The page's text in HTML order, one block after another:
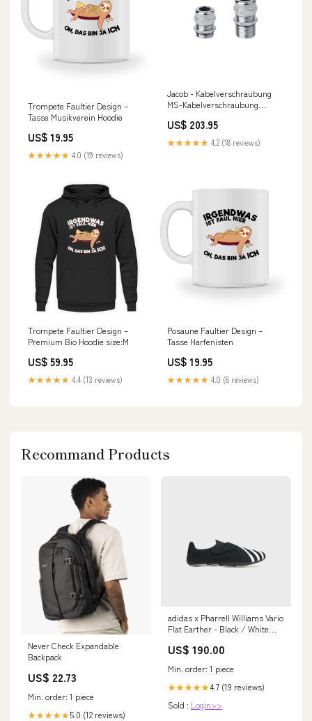
Trompete Faultier Design –
Tasse Musikverein Hoodie
US$ 19.95
★★★★★ 4.0 (19 reviews)
Jacob - Kabelverschraubung
MS-Kabelverschraubung
Klimaanlage Einfamilienhaus
US$ 203.95
★★★★★ 4.2 (18 reviews)
Trompete Faultier Design –
Premium Bio Hoodie size:M
US$ 59.95
★★★★★ 4.4 (13 reviews)
Posaune Faultier Design –
Tasse Harfenisten
US$ 19.95
★★★★★ 4.0 (8 reviews)
Recommand Products
Never Check Expandable
Backpack
US$ 22.73
Min. order: 1 piece
★★★★★5.0 (12 reviews)
adidas x Pharrell Williams Vario
Flat Earther - Black / White
US$ 190.00
Min. order: 1 piece
★★★★★4.7 (19 reviews)
Sold : Login>>